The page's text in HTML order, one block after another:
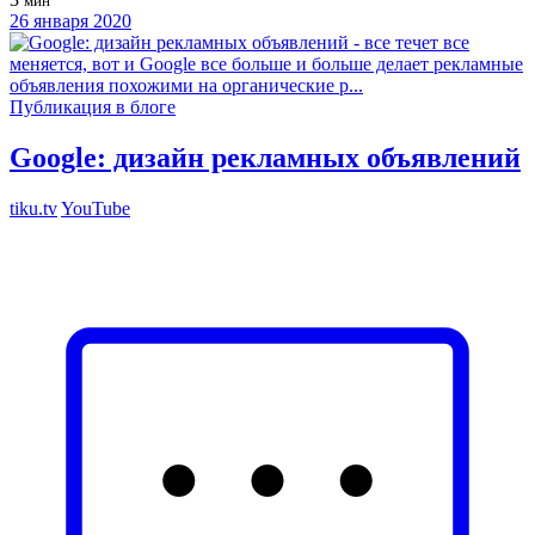
26 января 2020
Публикация в блоге
Google: дизайн рекламных объявлений
tiku.tvYouTube